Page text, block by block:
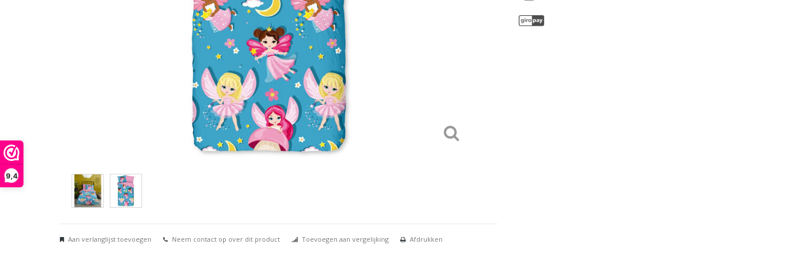
9,4
Aan verlanglijst toevoegen Neem contact op over dit product Toevoegen aan vergelijking Afdrukken